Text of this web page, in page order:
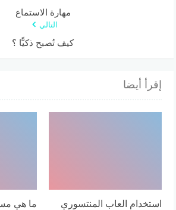
مهارة الاستماع
التالي
كيف تُصبح ذكيًّا ؟
إقرأ أيضا
استخدام العاب المنتسوري
ما هي